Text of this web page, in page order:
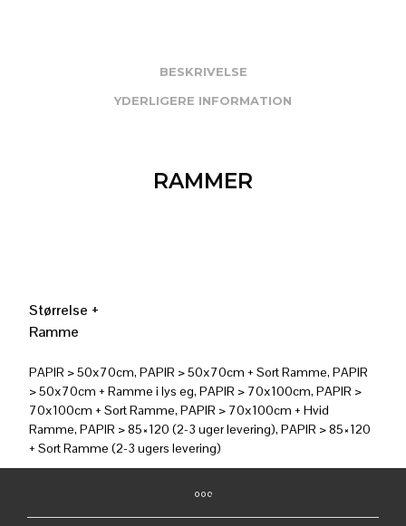
BESKRIVELSE
YDERLIGERE INFORMATION
RAMMER
Størrelse +
Ramme
PAPIR > 50x70cm, PAPIR > 50x70cm + Sort Ramme, PAPIR
> 50x70cm + Ramme i lys eg, PAPIR > 70x100cm, PAPIR >
70x100cm + Sort Ramme, PAPIR > 70x100cm + Hvid
Ramme, PAPIR > 85×120 (2-3 uger levering), PAPIR > 85×120
+ Sort Ramme (2-3 ugers levering)